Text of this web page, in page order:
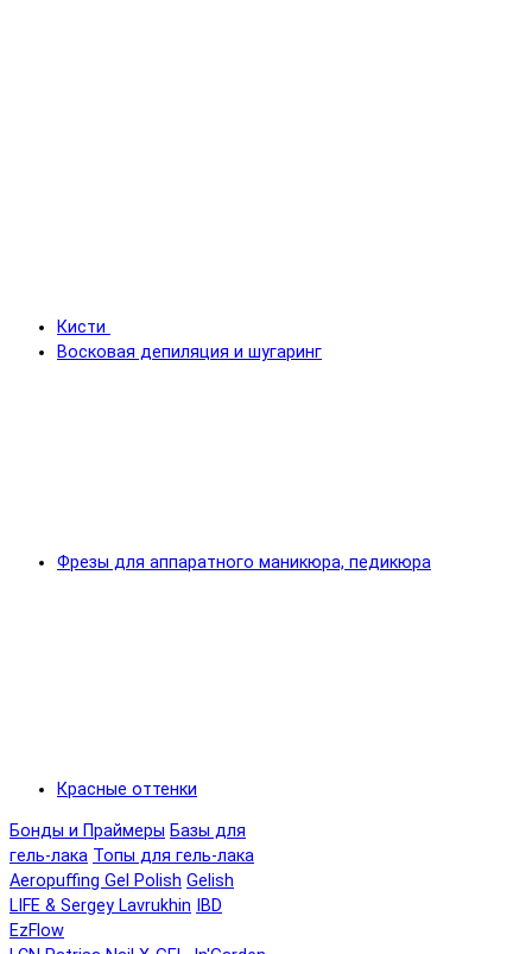
Кисти
Восковая депиляция и шугаринг
Фрезы для аппаратного маникюра, педикюра
Красные оттенки
Бонды и Праймеры Базы для
гель-лака Топы для гель-лака
Aeropuffing Gel Polish Gelish
LIFE & Sergey Lavrukhin
IBD
EzFlow